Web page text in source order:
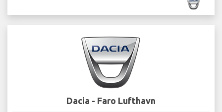
Dacia - Faro Lufthavn